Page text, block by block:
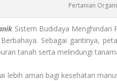
Pertanian
Sistem Budidaya Menghindari
Sebagai gantinya,
tanah serta melindungi
lebih aman bagi kesehatan